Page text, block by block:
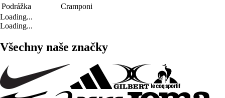
Podrážka
Cramponi
Loading...
Loading...
Všechny naše značky